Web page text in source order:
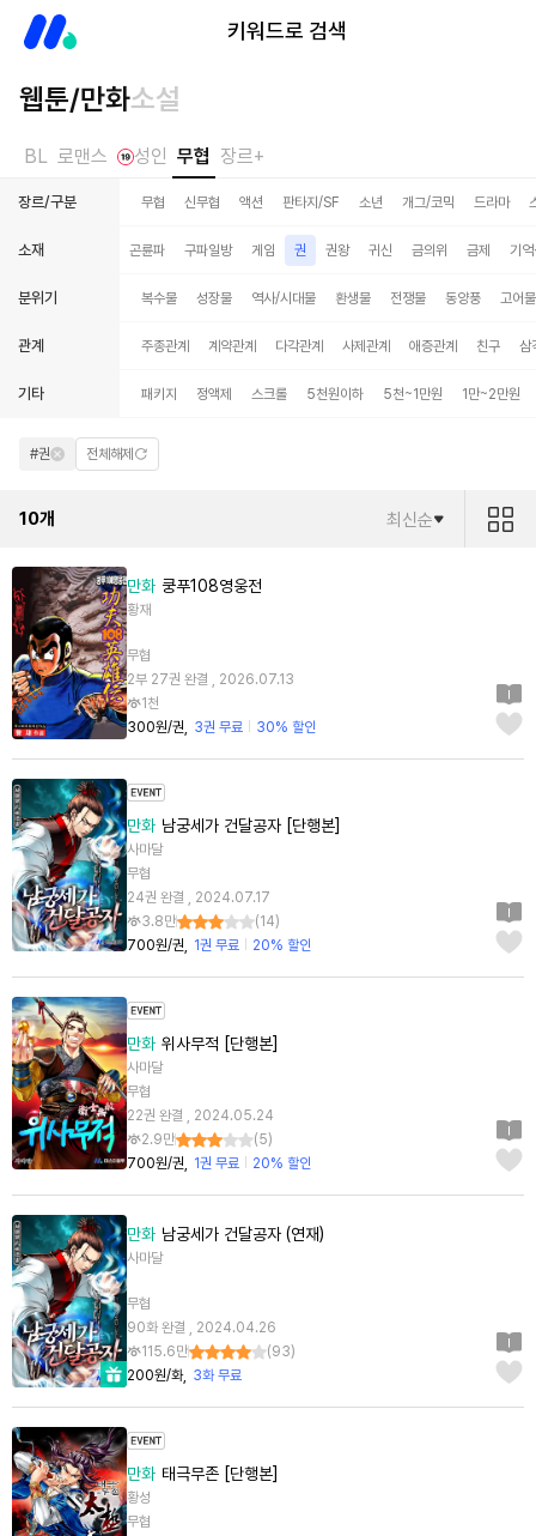
키워드로 검색
웹툰/만화소설
BL 로맨스 성인 무협 장르+
장르/구분 무협 신무협 액션 판타지/SF 소년 개그/코믹 드라마
소재
검귀 곤륜파 구파일방 게임 권 권왕 귀신 금의위 금제 기
분위기 복수물 성장물 역사/시대물 환생물 전쟁물 동양풍 고어물
관계 주종관계 계약관계 다각관계 사제관계 애증관계 친구 삼
기타 패키지 정액제 스크롤 5천원이하 5천~1만원 1만~2만원
#권 전체해제
10개 최신순
만화 쿵푸108영웅전
황재
무협
2부 27권 완결 , 2026.07.13
1천
300원/권
3권 무료 30% 할인
만화 남궁세가 건달공자 [단행본]
사마달
무협
24권 완결 , 2024.07.17
3.8만
(14)
700원/권
1권 무료 20% 할인
만화 위사무적 [단행본]
사마달
무협
22권 완결 , 2024.05.24
2.9만
(5)
700원/권
1권 무료 20% 할인
만화 남궁세가 건달공자 (연재)
사마달
무협
90화 완결 , 2024.04.26
115.6만
(93)
200원/화
3화 무료
만화 태극무존 [단행본]
황성
무협